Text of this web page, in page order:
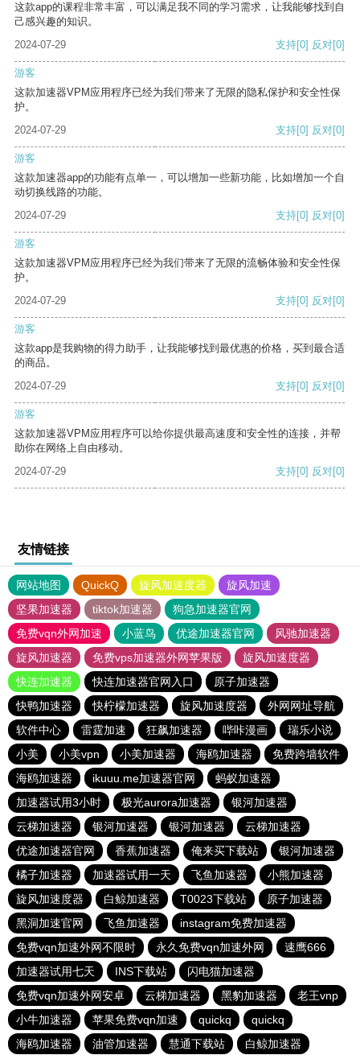
这款app的课程非常丰富，可以满足我不同的学习需求，让我能够找到自
己感兴趣的知识。
2024-07-29
支持[0] 反对[0]
游客
这款加速器VPM应用程序已经为我们带来了无限的隐私保护和安全性保
护。
2024-07-29
支持[0] 反对[0]
游客
这款加速器app的功能有点单一，可以增加一些新功能，比如增加一个自
动切换线路的功能。
2024-07-29
支持[0] 反对[0]
游客
这款加速器VPM应用程序已经为我们带来了无限的流畅体验和安全性保
护。
2024-07-29
支持[0] 反对[0]
游客
这款app是我购物的得力助手，让我能够找到最优惠的价格，买到最合适
的商品。
2024-07-29
支持[0] 反对[0]
游客
这款加速器VPM应用程序可以给你提供最高速度和安全性的连接，并帮
助你在网络上自由移动。
2024-07-29
支持[0] 反对[0]
友情链接
网站地图 QuickQ 旋风加速度器
旋风加速
坚果加速器
tiktok加速器
狗急加速器官网
免费vqn外网加速
小蓝鸟 优途加速器官网
风驰加速器
旋风加速器
免费vps加速器外网苹果版
旋风加速度器
快连加速器
快连加速器官网入口
原子加速器
快鸭加速器
快柠檬加速器 旋风加速度器
外网网址导航
软件中心
雷霆加速 狂飙加速器 哔咔漫画
瑞乐小说
小美
小美vpn 小美加速器 海鸥加速器
免费跨墙软件
海鸥加速器
ikuuu.me加速器官网
蚂蚁加速器
加速器试用3小时
极光aurora加速器
银河加速器
云梯加速器
银河加速器 银河加速器
云梯加速器
优途加速器官网
香蕉加速器 俺来买下载站
银河加速器
橘子加速器
加速器试用一天 飞鱼加速器
小熊加速器
旋风加速度器
白鲸加速器 T0023下载站
原子加速器
黑洞加速官网
飞鱼加速器
instagram免费加速器
免费vqn加速外网不限时
永久免费vqn加速外网
速鹰666
加速器试用七天
INS下载站
闪电猫加速器
免费vqn加速外网安卓
云梯加速器 黑豹加速器
老王vnp
小牛加速器
苹果免费vqn加速 quickq
quickq
海鸥加速器
油管加速器 慧通下载站 白鲸加速器